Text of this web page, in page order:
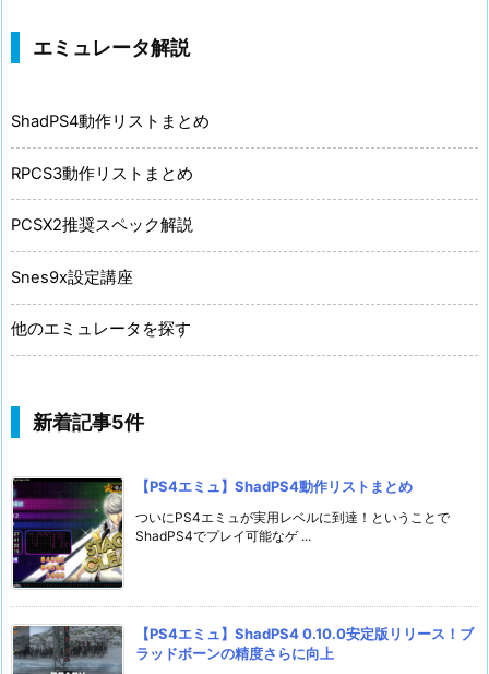
エミュレータ解説
ShadPS4動作リストまとめ
RPCS3動作リストまとめ
PCSX2推奨スペック解説
Snes9x設定講座
他のエミュレータを探す
新着記事5件
【PS4エミュ】ShadPS4動作リストまとめ
ついにPS4エミュが実用レベルに到達！ということで
ShadPS4でプレイ可能なゲ ...
【PS4エミュ】ShadPS4 0.10.0安定版リリース！ブ
ラッドボーンの精度さらに向上